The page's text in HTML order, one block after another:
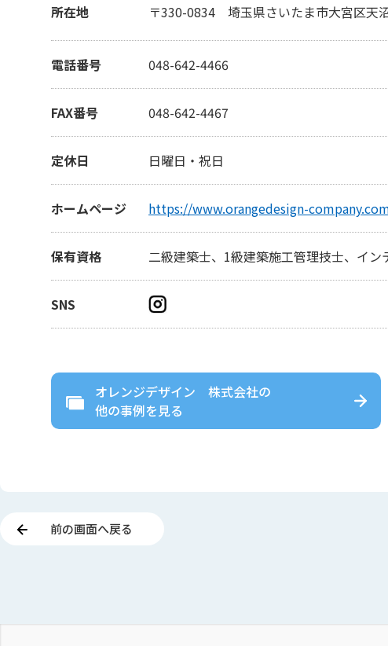
所在地 〒330-0834 埼玉県さいたま市大宮区
電話番号 048-642-4466
FAX番号 048-642-4467
定休日 日曜日・祝日
ホームページ https://www.orangedesign-
保有資格 二級建築士、1級建築施工管理技士、イン
SNS
オレンジデザイン 株式会社の
他の事例を見る
前の画面へ戻る